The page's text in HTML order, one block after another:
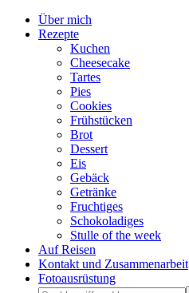
Über mich
Rezepte
Kuchen
Cheesecake
Tartes
Pies
Cookies
Frühstücken
Brot
Dessert
Eis
Gebäck
Getränke
Fruchtiges
Schokoladiges
Stulle of the week
Auf Reisen
Kontakt und Zusammenarbeit
Fotoausrüstung